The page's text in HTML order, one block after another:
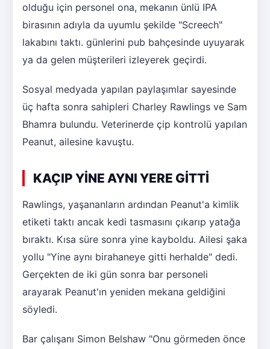
olduğu için personel ona, mekanın ünlü IPA
birasının adıyla da uyumlu şekilde "Screech"
lakabını taktı. günlerini pub bahçesinde uyuyarak
ya da gelen müşterileri izleyerek geçirdi.
Sosyal medyada yapılan paylaşımlar sayesinde
üç hafta sonra sahipleri Charley Rawlings ve Sam
Bhamra bulundu. Veterinerde çip kontrolü yapılan
Peanut, ailesine kavuştu.
KAÇIP YİNE AYNI YERE GİTTİ
Rawlings, yaşananların ardından Peanut'a kimlik
etiketi taktı ancak kedi tasmasını çıkarıp yatağa
bıraktı. Kısa süre sonra yine kayboldu. Ailesi şaka
yollu "Yine aynı birahaneye gitti herhalde" dedi.
Gerçekten de iki gün sonra bar personeli
arayarak Peanut'ın yeniden mekana geldiğini
söyledi.
Bar çalışanı Simon Belshaw "Onu görmeden önce